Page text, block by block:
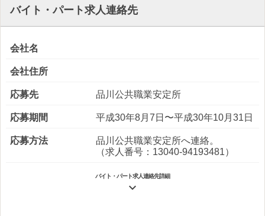
バイト・パート求人連絡先
会社名
会社住所
応募先 品川公共職業安定所
応募期間 平成30年8月7日〜平成30年10月31日
応募方法
品川公共職業安定所へ連絡。
（求人番号：13040-94193481）
バイト・パート求人連絡先詳細
